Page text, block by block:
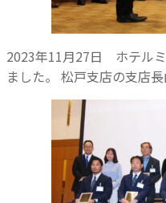
2023年11月27日 ホテル
ました。 松戸支店の支店